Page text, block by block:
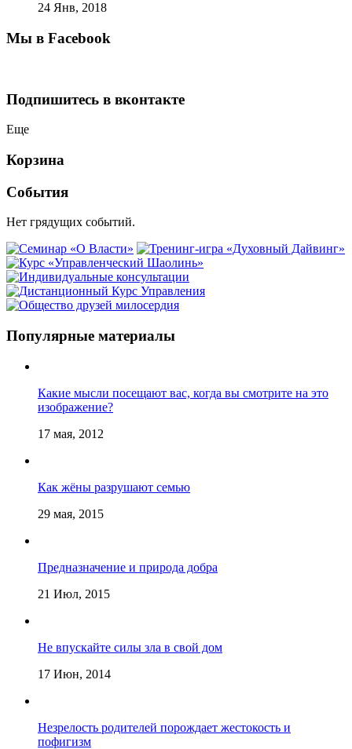
24 Янв, 2018
Мы в Facebook
Подпишитесь в вконтакте
Еще
Корзина
События
Нет грядущих событий.
Популярные материалы
Какие мысли посещают вас, когда вы смотрите на это
изображение?
17 мая, 2012
Как жёны разрушают семью
29 мая, 2015
Предназначение и природа добра
21 Июл, 2015
Не впускайте силы зла в свой дом
17 Июн, 2014
Незрелость родителей порождает жестокость и
пофигизм